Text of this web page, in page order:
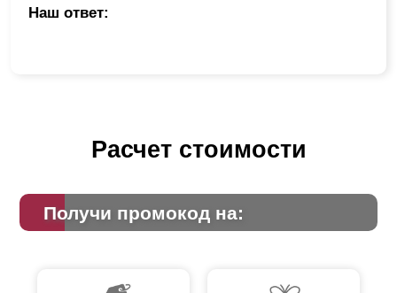
Наш ответ:
Расчет стоимости
Получи промокод на: